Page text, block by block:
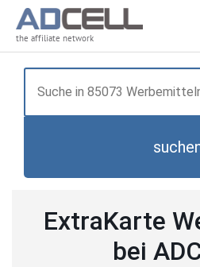
the affiliate network
ExtraKarte
bei